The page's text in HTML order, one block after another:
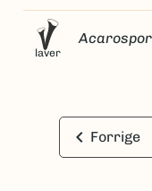
laver
keyboard_arrow_left Forrige